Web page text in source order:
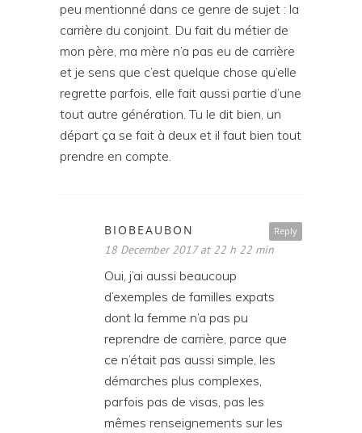
peu mentionné dans ce genre de sujet : la
carrière du conjoint. Du fait du métier de
mon père, ma mère n’a pas eu de carrière
et je sens que c’est quelque chose qu’elle
regrette parfois, elle fait aussi partie d’une
tout autre génération. Tu le dit bien, un
départ ça se fait à deux et il faut bien tout
prendre en compte.
Reply
BIOBEAUBON
18 December 2017 at 22 h 22 min
Oui, j’ai aussi beaucoup
d’exemples de familles expats
dont la femme n’a pas pu
reprendre de carrière, parce que
ce n’était pas aussi simple, les
démarches plus complexes,
parfois pas de visas, pas les
mêmes renseignements sur les